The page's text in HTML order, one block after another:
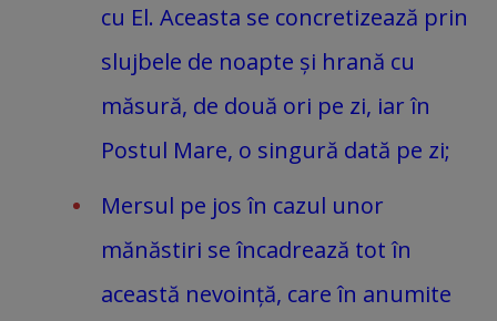
cu El. Aceasta se concretizează prin
slujbele de noapte și hrană cu
măsură, de două ori pe zi, iar în
Postul Mare, o singură dată pe zi;
Mersul pe jos în cazul unor
mănăstiri se încadrează tot în
această nevoință, care în anumite